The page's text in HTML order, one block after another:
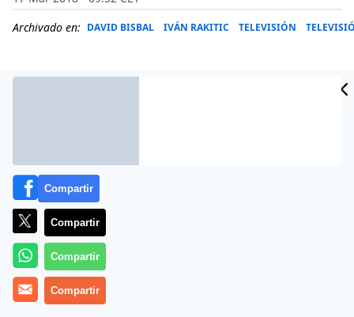
Archivado en: DAVID BISBAL IVÁN RAKITIC TELEVISIÓN
Ares daba pasó a la canción «que no para de
escuchar» Iván Rakitic, el futbolista del Barça. «No
Compartir
Compartir
Compartir
Compartir